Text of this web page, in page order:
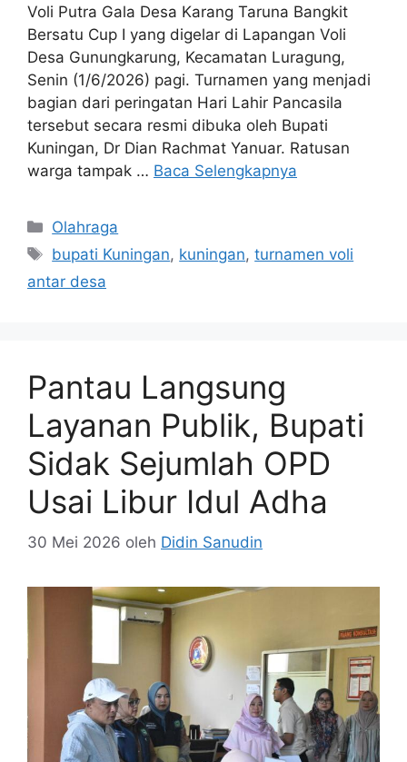
Voli Putra Gala Desa Karang Taruna Bangkit
Bersatu Cup I yang digelar di Lapangan Voli
Desa Gunungkarung, Kecamatan Luragung,
Senin (1/6/2026) pagi. Turnamen yang menjadi
bagian dari peringatan Hari Lahir Pancasila
tersebut secara resmi dibuka oleh Bupati
Kuningan, Dr Dian Rachmat Yanuar. Ratusan
warga tampak … Baca Selengkapnya
Kategori
Olahraga
Tag
bupati Kuningan, kuningan,turnamen voli
antar desa
Pantau Langsung
Layanan Publik, Bupati
Sidak Sejumlah OPD
Usai Libur Idul Adha
30 Mei 2026 oleh Didin Sanudin